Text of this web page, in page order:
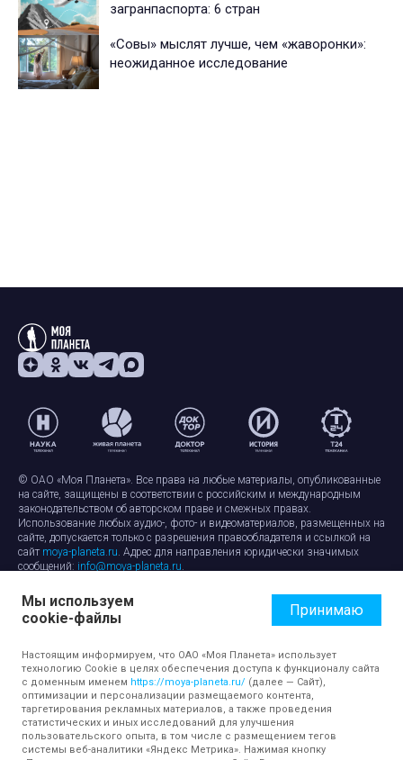
загранпаспорта: 6 стран
«Совы» мыслят лучше, чем «жаворонки»:
неожиданное исследование
© ОАО «Моя Планета». Все права на любые материалы, опубликованные
на сайте, защищены в соответствии с российским и международным
законодательством об авторском праве и смежных правах.
Использование любых аудио-, фото- и видеоматериалов, размещенных на
сайте, допускается только с разрешения правообладателя и ссылкой на
сайт moya-planeta.ru. Адрес для направления юридически значимых
сообщений: info@moya-planeta.ru.
Правила сайтаРабота с cookie-файлами
Защита персональных данных
Обработка персональных данных
Мы используем
cookie-файлы
Принимаю
Настоящим информируем, что ОАО «Моя Планета» использует
технологию Cookie в целях обеспечения доступа к функционалу сайта
с доменным именем https://moya-planeta.ru/ (далее — Сайт),
оптимизации и персонализации размещаемого контента,
таргетирования рекламных материалов, а также проведения
статистических и иных исследований для улучшения
пользовательского опыта, в том числе с размещением тегов
системы веб-аналитики «Яндекс Метрика». Нажимая кнопку